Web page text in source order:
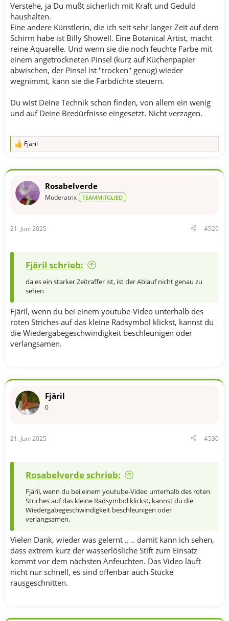
Verstehe, ja Du mußt sicherlich mit Kraft und Geduld
haushalten.
Eine andere Künstlerin, die ich seit sehr langer Zeit auf dem
Schirm habe ist Billy Showell. Eine Botanical Artist, macht
reine Aquarelle. Und wenn sie die noch feuchte Farbe mit
einem angetrockneten Pinsel (kurz auf Küchenpapier
abwischen, der Pinsel ist "trocken" genug) wieder
wegnimmt, kann sie die Farbdichte steuern.
Du wist Deine Technik schon finden, von allem ein wenig
und auf Deine Bredürfnisse eingesetzt. Nicht verzagen.
R
k
o
:
Fjäril
Rosabelverde
Moderatrix TEAMMITGLIED
21. Juni 2025 #529
Fjäril schrieb:
da es ein starker Zeitraffer ist, ist der Ablauf nicht genau zu
sehen
Fjäril, wenn du bei einem youtube-Video unterhalb des
roten Striches auf das kleine Radsymbol klickst, kannst du
die Wiedergabegeschwindigkeit beschleunigen oder
verlangsamen.
Fjäril
0
21. Juni 2025 #530
Rosabelverde schrieb:
Fjäril, wenn du bei einem youtube-Video unterhalb des roten
Striches auf das kleine Radsymbol klickst, kannst du die
Wiedergabegeschwindigkeit beschleunigen oder
verlangsamen.
Vielen Dank, wieder was gelernt .. .. damit kann ich sehen,
dass extrem kurz der wasserlösliche Stift zum Einsatz
kommt vor dem nächsten Anfeuchten. Das Video läuft
nicht nur schnell, es sind offenbar auch Stücke
rausgeschnitten.